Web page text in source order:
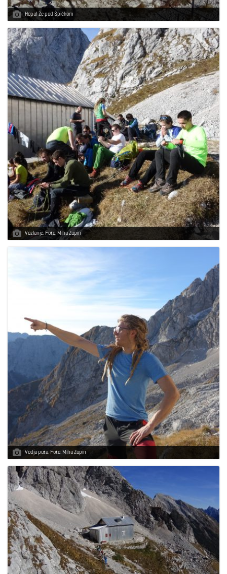
Hopa! Že pod Špičkom
Vozlanje. Foto: Miha Zupin
Vodja puta. Foto: Miha Zupin